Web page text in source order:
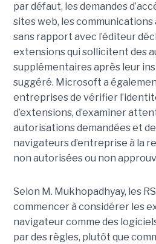
par défaut, les demandes
sites web, les communications
sans rapport avec l’éditeur
extensions qui sollicitent des
supplémentaires après leur
suggéré. Microsoft a
entreprises de vérifier
d’extensions, d’examiner
autorisations demandées et
navigateurs d’entreprise à la
non autorisées ou non
Selon M. Mukhopadhyay, les
commencer à considérer les
navigateur comme des
par des règles, plutôt que